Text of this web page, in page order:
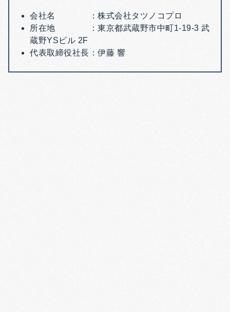
会社名 ：株式会社タツノコプロ
所在地 ：東京都武蔵野市中町1-19-3 武
蔵野YSビル 2F
代表取締役社長：伊藤 響